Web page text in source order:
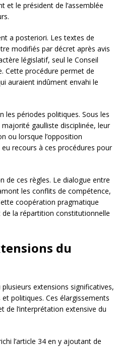
et le président de l’assemblée
a posteriori. Les textes de
modifiés par décret après avis
législatif, seul le Conseil
Cette procédure permet de
auraient indûment envahi le
les périodes politiques. Sous les
gaulliste disciplinée, leur
ou lorsque l’opposition
recours à ces procédures pour
de ces règles. Le dialogue entre
les conflits de compétence,
coopération pragmatique
la répartition constitutionnelle
du
extensions significatives,
politiques. Ces élargissements
de l’interprétation extensive du
l’article 34 en y ajoutant de